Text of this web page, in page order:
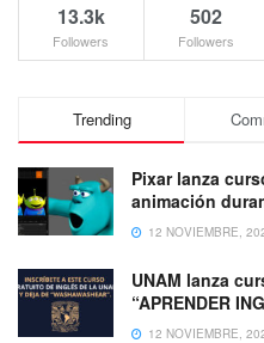
13.3k
Followers
502
Followers
Trending
Pixar lanza
animación
12 NOVIEMBRE,
UNAM lanza
“APRENDER
12 NOVIEMBRE,